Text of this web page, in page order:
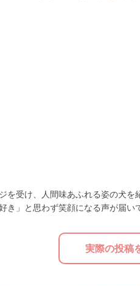
を受け、人間味あふれる姿の犬
き」と思わず笑顔になる声が届い
実際の投稿